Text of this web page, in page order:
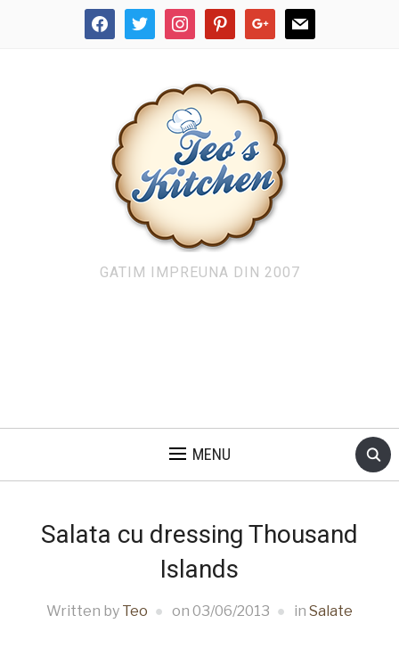
facebooktwitter instagrampinterestgoogle mail
GATIM IMPREUNA DIN 2007
MENU
Salata cu dressing Thousand
Islands
Written by Teo on 03/06/2013 in Salate